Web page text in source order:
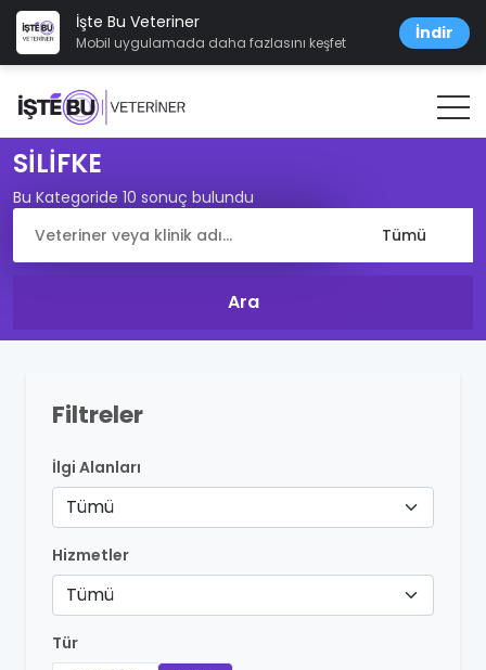
İşte Bu Veteriner
Mobil uygulamada daha fazlasını keşfet İndir
SİLİFKE
Bu Kategoride 10 sonuç bulundu
Filtreler
İlgi Alanları
Tümü
Hizmetler
Tümü
Tür